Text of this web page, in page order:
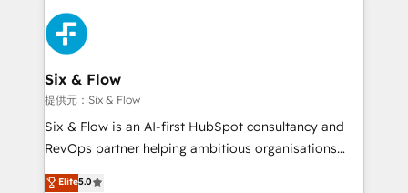
more people - Get the most out of your HubSpot
investment
HubSpot Elite Partner, winner of Rookie of the Year
and Customer First Awards, 4.9/5 rating in HubSpot
Reviews and 4.9/5 rating in Clutch Reviews. Digifianz
helps the following industries: logistics & 3PL, home
improvement & construction, branding and
commercialization, real estate, health, education,
SaaS, Software Dev & IT and consulting, make the
the United States, EU, UAE, Mexico and Latin
Six & Flow
提供元：Six & Flow
Six & Flow is an AI-first HubSpot consultancy and
RevOps partner helping ambitious organisations
grow with clarity, confidence, and intelligence.
Elite5.0